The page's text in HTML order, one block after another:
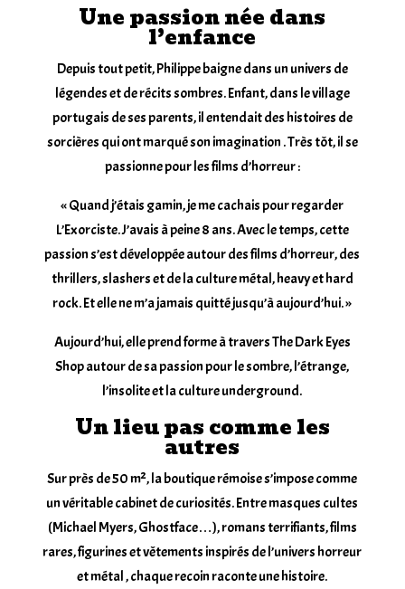
Une passion née dans
l’enfance
Depuis tout petit, Philippe baigne dans un univers de
légendes et de récits sombres. Enfant, dans le village
portugais de ses parents, il entendait des histoires de
sorcières qui ont marqué son imagination . Très tôt, il se
passionne pour les films d’horreur :
« Quand j’étais gamin, je me cachais pour regarder
L’Exorciste. J’avais à peine 8 ans. Avec le temps, cette
passion s’est développée autour des films d’horreur, des
thrillers, slashers et de la culture métal, heavy et hard
rock. Et elle ne m’a jamais quitté jusqu’à aujourd’hui. »
Aujourd’hui, elle prend forme à travers The Dark Eyes
Shop autour de sa passion pour le sombre, l’étrange,
l’insolite et la culture underground.
Un lieu pas comme les
autres
Sur près de 50 m², la boutique rémoise s’impose comme
un véritable cabinet de curiosités. Entre masques cultes
(Michael Myers, Ghostface…), romans terrifiants, films
rares, figurines et vêtements inspirés de l’univers horreur
et métal , chaque recoin raconte une histoire.